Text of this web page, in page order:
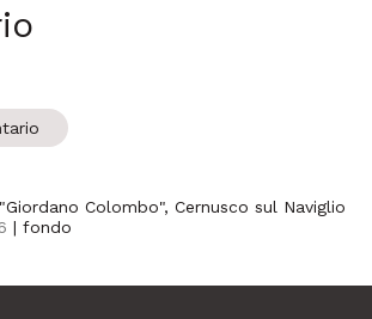
Colombo", Cernusco sul Naviglio
| fondo